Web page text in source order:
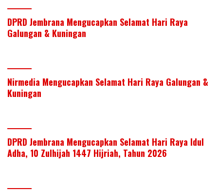
DPRD Jembrana Mengucapkan Selamat Hari Raya
Galungan & Kuningan
Nirmedia Mengucapkan Selamat Hari Raya Galungan &
Kuningan
DPRD Jembrana Mengucapkan Selamat Hari Raya Idul
Adha, 10 Zulhijah 1447 Hijriah, Tahun 2026